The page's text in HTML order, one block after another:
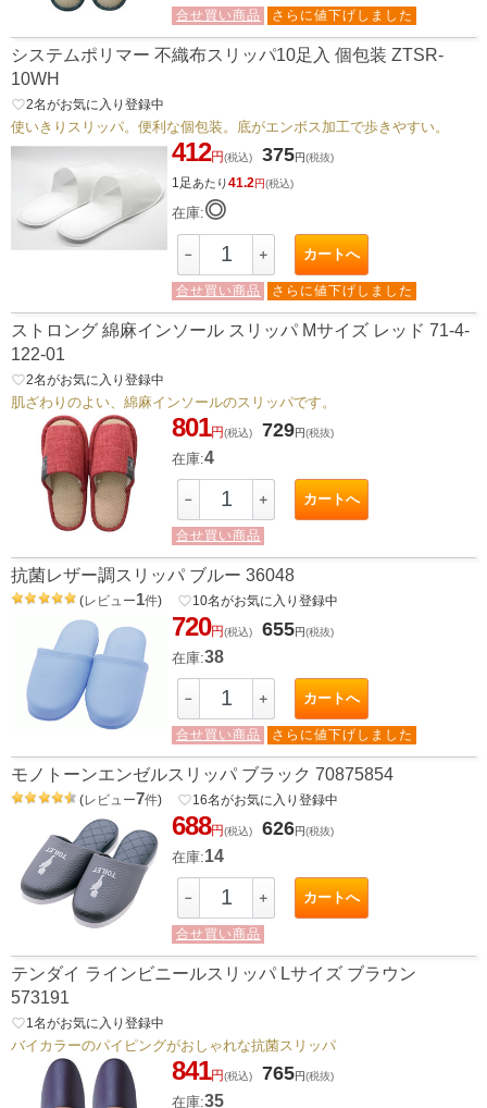
合せ買い商品 さらに値下げしました
システムポリマー 不織布スリッパ10足入 個包装 ZTSR-
10WH
favorite_border2名がお気に入り登録中
使いきりスリッパ。便利な個包装。底がエンボス加工で歩きやすい。
412円(税込) 375円(税抜)
1足 あたり41.2円(税込)
在庫:◎
－ ＋ カートへ
合せ買い商品 さらに値下げしました
ストロング 綿麻インソール スリッパ Mサイズ レッド 71-4-
122-01
favorite_border2名がお気に入り登録中
肌ざわりのよい、綿麻インソールのスリッパです。
801円(税込) 729円(税抜)
在庫:4
－ ＋ カートへ
合せ買い商品
抗菌レザー調スリッパ ブルー 36048
(レビュー1件) favorite_border10名がお気に入り登録中
720円(税込) 655円(税抜)
在庫:38
－ ＋ カートへ
合せ買い商品 さらに値下げしました
モノトーンエンゼルスリッパ ブラック 70875854
(レビュー7件) favorite_border16名がお気に入り登録中
688円(税込) 626円(税抜)
在庫:14
－ ＋ カートへ
合せ買い商品
テンダイ ラインビニールスリッパ Lサイズ ブラウン
573191
favorite_border1 名がお気に入り登録中
バイカラーのパイピングがおしゃれな抗菌スリッパ
841円(税込) 765円(税抜)
在庫:35